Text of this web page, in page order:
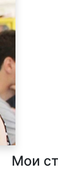
Мои